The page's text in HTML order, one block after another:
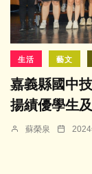
生活 藝文
嘉義縣國中
揚績優學生
蘇榮泉 2024